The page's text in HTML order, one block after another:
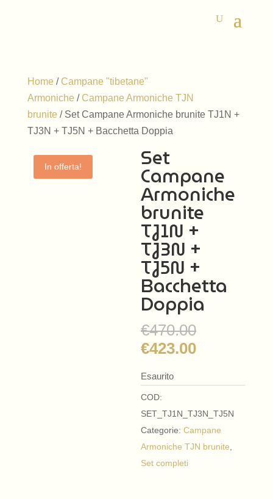
Home / Campane "tibetane"
Armoniche / Campane Armoniche TJN
brunite / Set Campane Armoniche brunite TJ1N +
TJ3N + TJ5N + Bacchetta Doppia
In offerta! Set
Campane
Armoniche
brunite
TJ1N +
TJ3N +
TJ5N +
Bacchetta
Doppia
€470.00
€423.00Il
attuale
€423.00.
Esaurito
COD:
SET_TJ1N_TJ3N_TJ5N
Categorie:Campane
Armoniche TJN brunite
Set completi